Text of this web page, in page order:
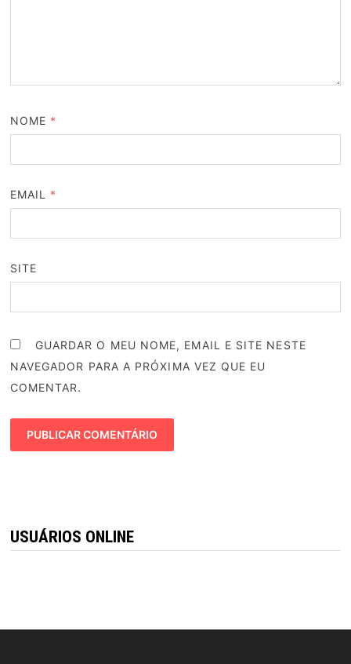
NOME *
EMAIL *
SITE
GUARDAR O MEU NOME, EMAIL E SITE NESTE
NAVEGADOR PARA A PRÓXIMA VEZ QUE EU
COMENTAR.
USUÁRIOS ONLINE